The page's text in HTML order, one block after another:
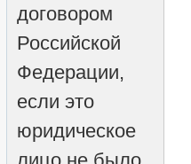
договором
Российской
Федерации,
если это
юридическое